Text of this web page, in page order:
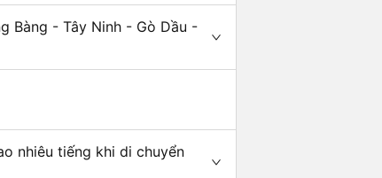
Bàng - Tây Ninh - Gò Dầu -
nhiêu tiếng khi di chuyển